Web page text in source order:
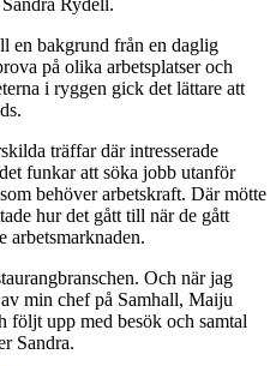
en bakgrund från en daglig
på olika arbetsplatser och
i ryggen gick det lättare att
träffar där intresserade
funkar att söka jobb utanför
behöver arbetskraft. Där mötte
hur det gått till när de gått
arbetsmarknaden.
Och när jag
min chef på Samhall, Maiju
följt upp med besök och samtal
Sandra.